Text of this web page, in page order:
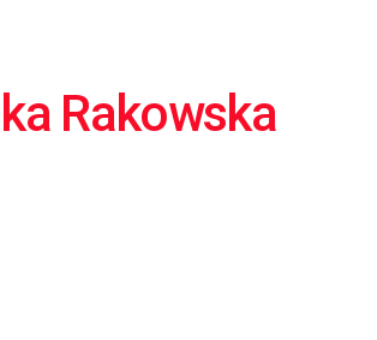
Rakowska